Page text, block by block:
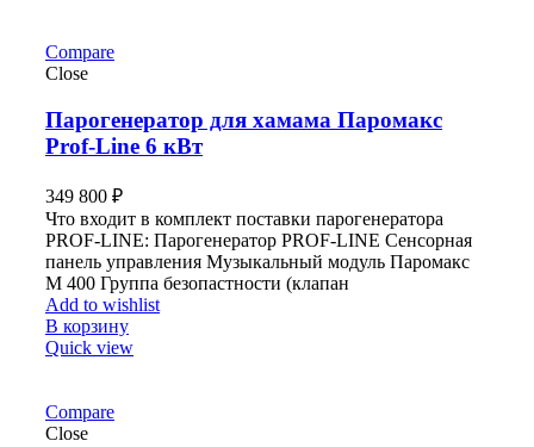
Compare
Close
Парогенератор для хамама Паромакс
Prof-Line 6 кВт
349 800 ₽
Что входит в комплект поставки парогенератора
PROF-LINE: Парогенератор PROF-LINE Сенсорная
панель управления Музыкальный модуль Паромакс
М 400 Группа безопастности (клапан
Add to wishlist
В корзину
Quick view
Compare
Close